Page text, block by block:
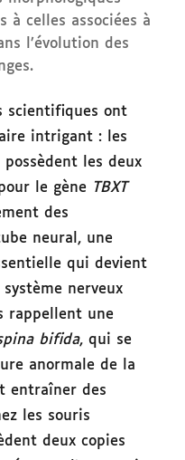
à celles associées à
l’évolution des
scientifiques ont
intrigant : les
les deux
le gène TBXT
des
neural, une
qui devient
nerveux
rappellent une
bifida, qui se
anormale de la
entraîner des
les souris
deux copies